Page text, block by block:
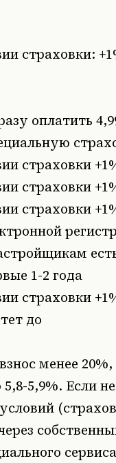
страховки:
оплатить
страховки
страховки
страховки
1-2 года
страховки
до
менее 20%,
5,9%. Если